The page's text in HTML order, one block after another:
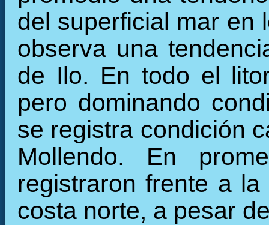
del superficial mar en
observa una
de Ilo. En todo el
pero dominando
se registra condición
Mollendo. En
registraron frente a
costa norte, a pesar